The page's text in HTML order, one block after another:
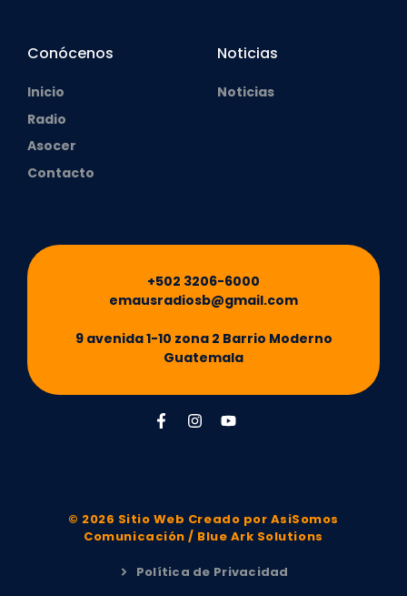
Conócenos
Inicio
Radio
Asocer
Contacto
Noticias
Noticias
+502 3206-6000
emausradiosb@gmail.com
9 avenida 1-10 zona 2 Barrio Moderno
Guatemala
© 2026 Sitio Web Creado por AsiSomos
Comunicación / Blue Ark Solutions
Política de Privacidad